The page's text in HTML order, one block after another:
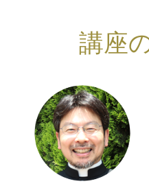
講座